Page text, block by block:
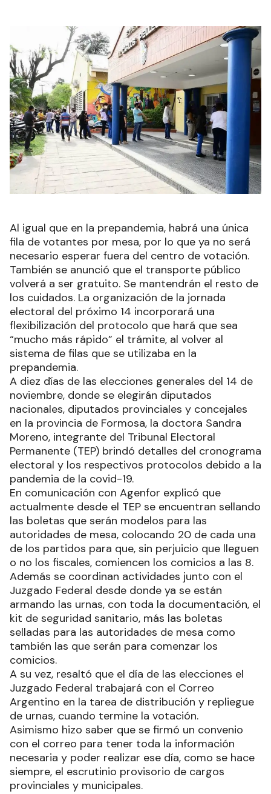
Al igual que en la prepandemia, habrá una única
fila de votantes por mesa, por lo que ya no será
necesario esperar fuera del centro de votación.
También se anunció que el transporte público
volverá a ser gratuito. Se mantendrán el resto de
los cuidados. La organización de la jornada
electoral del próximo 14 incorporará una
flexibilización del protocolo que hará que sea
“mucho más rápido” el trámite, al volver al
sistema de filas que se utilizaba en la
prepandemia.
A diez días de las elecciones generales del 14 de
noviembre, donde se elegirán diputados
nacionales, diputados provinciales y concejales
en la provincia de Formosa, la doctora Sandra
Moreno, integrante del Tribunal Electoral
Permanente (TEP) brindó detalles del cronograma
electoral y los respectivos protocolos debido a la
pandemia de la covid-19.
En comunicación con Agenfor explicó que
actualmente desde el TEP se encuentran sellando
las boletas que serán modelos para las
autoridades de mesa, colocando 20 de cada una
de los partidos para que, sin perjuicio que lleguen
o no los fiscales, comiencen los comicios a las 8.
Además se coordinan actividades junto con el
Juzgado Federal desde donde ya se están
armando las urnas, con toda la documentación, el
kit de seguridad sanitario, más las boletas
selladas para las autoridades de mesa como
también las que serán para comenzar los
comicios.
A su vez, resaltó que el día de las elecciones el
Juzgado Federal trabajará con el Correo
Argentino en la tarea de distribución y repliegue
de urnas, cuando termine la votación.
Asimismo hizo saber que se firmó un convenio
con el correo para tener toda la información
necesaria y poder realizar ese día, como se hace
siempre, el escrutinio provisorio de cargos
provinciales y municipales.